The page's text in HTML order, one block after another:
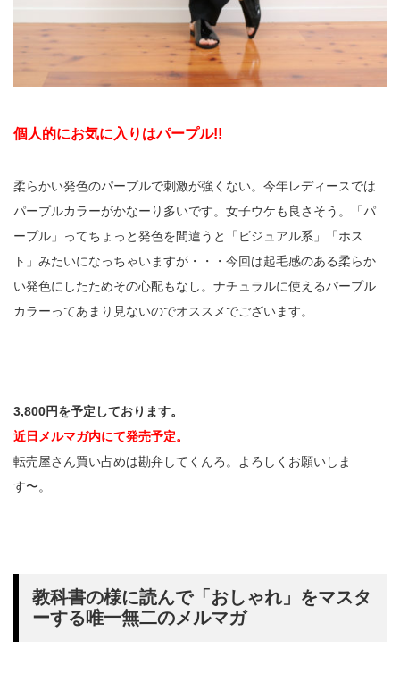
個人的にお気に入りはパープル!!
柔らかい発色のパープルで刺激が強くない。今年レディースでは
パープルカラーがかなーり多いです。女子ウケも良さそう。「パ
ープル」ってちょっと発色を間違うと「ビジュアル系」「ホス
ト」みたいになっちゃいますが・・・今回は起毛感のある柔らか
い発色にしたためその心配もなし。ナチュラルに使えるパープル
カラーってあまり見ないのでオススメでございます。
3,800円を予定しております。
近日メルマガ内にて発売予定。
転売屋さん買い占めは勘弁してくんろ。よろしくお願いしま
す〜。
教科書の様に読んで「おしゃれ」をマスタ
ーする唯一無二のメルマガ